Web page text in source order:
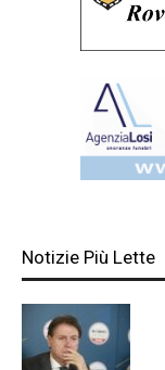
Notizie Più Lette